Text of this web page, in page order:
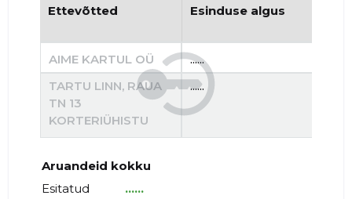
Ettevõtted Esinduse algus
AIME KARTUL OÜ ......
TARTU LINN, RAUA
TN 13
KORTERIÜHISTU
......
Aruandeid kokku
Esitatud
......